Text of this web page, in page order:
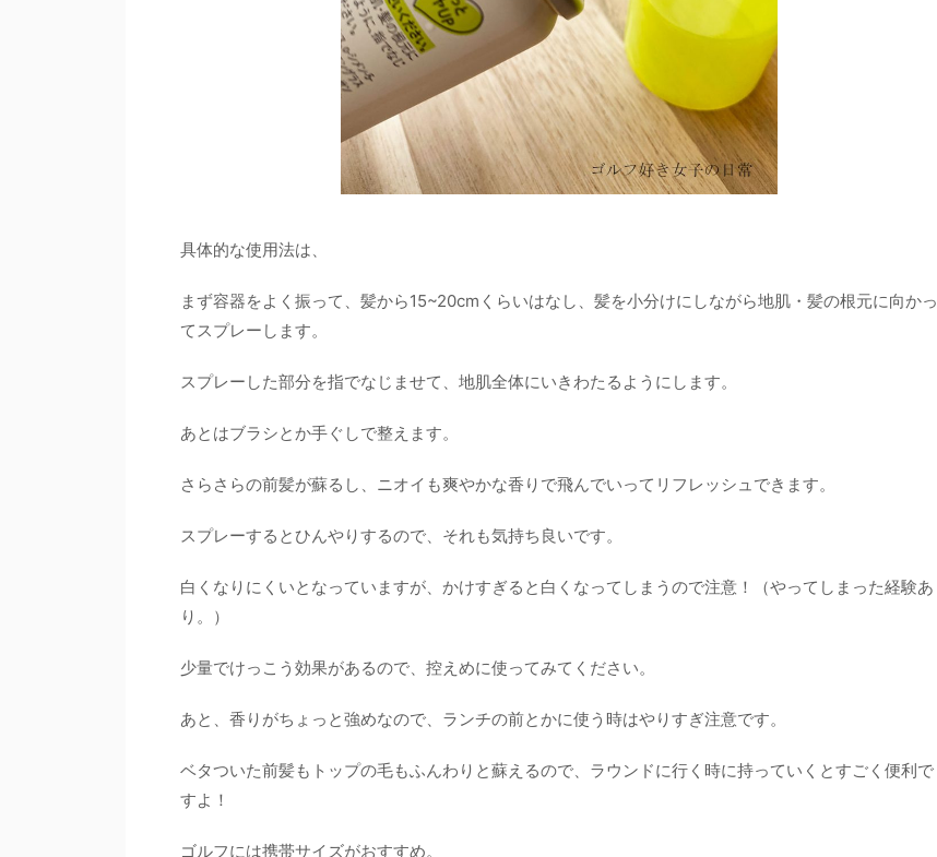
具体的な使用法は、
まず容器をよく振って、髪から15~20cmくらいはなし、髪を小分けにしながら地肌・髪の根元に向かっ
てスプレーします。
スプレーした部分を指でなじませて、地肌全体にいきわたるようにします。
あとはブラシとか手ぐしで整えます。
さらさらの前髪が蘇るし、ニオイも爽やかな香りで飛んでいってリフレッシュできます。
スプレーするとひんやりするので、それも気持ち良いです。
白くなりにくいとなっていますが、かけすぎると白くなってしまうので注意！（やってしまった経験あ
り。）
少量でけっこう効果があるので、控えめに使ってみてください。
あと、香りがちょっと強めなので、ランチの前とかに使う時はやりすぎ注意です。
ベタついた前髪もトップの毛もふんわりと蘇えるので、ラウンドに行く時に持っていくとすごく便利で
すよ！
ゴルフには携帯サイズがおすすめ。